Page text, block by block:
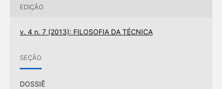
EDIÇÃO
v. 4 n. 7 (2013): FILOSOFIA DA TÉCNICA
SEÇÃO
DOSSIÊ